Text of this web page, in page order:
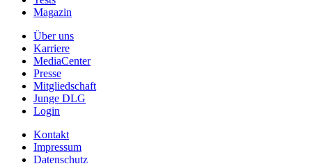
Magazin
Über uns
Karriere
MediaCenter
Presse
Mitgliedschaft
Junge DLG
Login
Kontakt
Impressum
Datenschutz